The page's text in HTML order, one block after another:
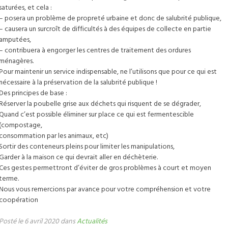
d’urbanisme
ou informatif
préalable de
(matrices et plans)
de pose d’enseigne
d’aménager
de construire
de démolir
« Permis de louer »
Inscription foires et marchés
Occupation du domaine public
végétaliser
intercommunale
de musique
Le Palace
Festival du Vigan
encombrants)
des finances publiques
Préfecture
de voirie pour
à la rénovation des
d’urbanisme
ou informatif
préalable de
(matrices et plans)
de pose d’enseigne
d’aménager
de construire
de démolir
« Permis de louer »
Demande de stationnement
(déménagement, pose de
Pose d’échafaudage
Occupation du domaine public
Demande permis de
cévenol
culturel et de loisirs Le
d’Assas
intercommunale
de musique
Le Palace
Festival du Vigan
Taxi
Circuler en trottinette,
saturées, et cela :
posera un problème de propreté urbaine et donc de salubrité publique,
causera un surcroît de difficultés à des équipes de collecte en partie
amputées,
contribuera à engorger les centres de traitement des ordures
maintenir un service indispensable, ne l’utilisons que pour ce qui est
à la préservation de la salubrité publique !
principes de base :
la poubelle grise aux déchets qui risquent de se dégrader,
c’est possible éliminer sur place ce qui est fermentescible
par les animaux, etc)
Sortir des conteneurs pleins pour limiter les manipulations,
à la maison ce qui devrait aller en déchèterie.
gestes permettront d’éviter de gros problèmes à court et moyen
vous remercions par avance pour votre compréhension et votre
Posté le 6 avril 2020 dansActualités